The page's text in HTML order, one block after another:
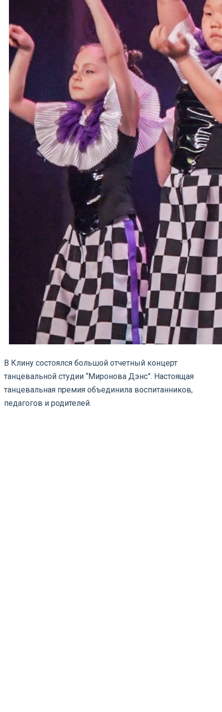
В Клину состоялся большой отчетный концерт
танцевальной студии “Миронова Дэнс”. Настоящая
танцевальная премия объединила воспитанников,
педагогов и родителей.